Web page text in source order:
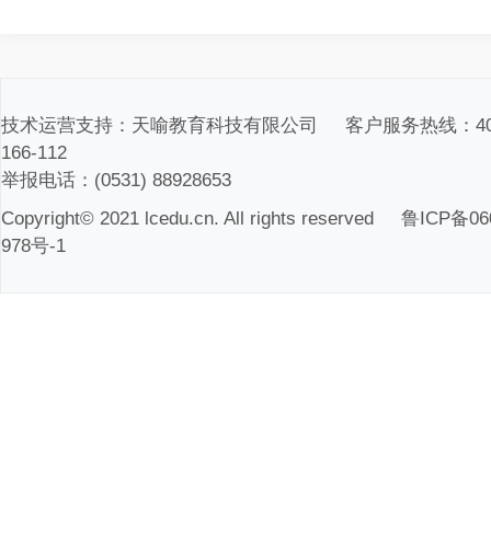
技术运营支持：天喻教育科技有限公司 客户服务热线：
166-112
举报电话：(0531) 88928653
Copyright© 2021 lcedu.cn. All rights reserved 鲁ICP备
978号-1